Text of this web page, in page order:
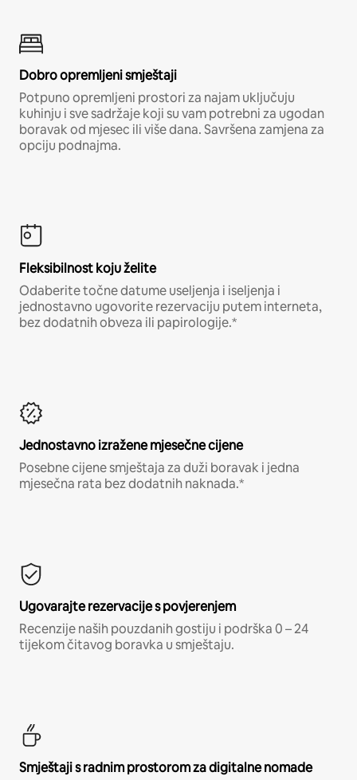
Dobro opremljeni smještaji
Potpuno opremljeni prostori za najam uključuju
kuhinju i sve sadržaje koji su vam potrebni za ugodan
boravak od mjesec ili više dana. Savršena zamjena za
opciju podnajma.
Fleksibilnost koju želite
Odaberite točne datume useljenja i iseljenja i
jednostavno ugovorite rezervaciju putem interneta,
bez dodatnih obveza ili papirologije.*
Jednostavno izražene mjesečne cijene
Posebne cijene smještaja za duži boravak i jedna
mjesečna rata bez dodatnih naknada.*
Ugovarajte rezervacije s povjerenjem
Recenzije naših pouzdanih gostiju i podrška 0 – 24
tijekom čitavog boravka u smještaju.
Smještaji s radnim prostorom za digitalne nomade